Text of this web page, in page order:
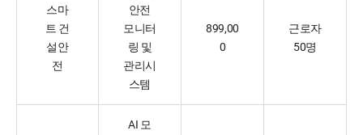
스마
트 건
설안
전
안전
모니터
링 및
관리시
스템
899,00
0
근로자
50명
AI 모